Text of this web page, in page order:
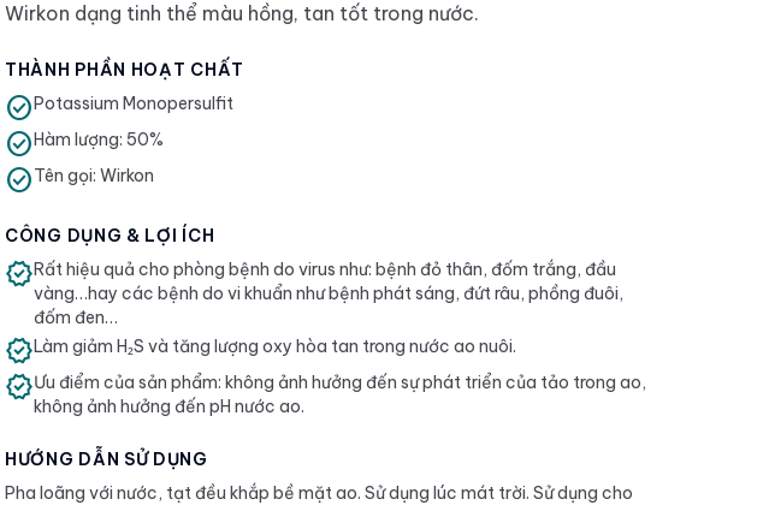
Wirkon dạng tinh thể màu hồng, tan tốt trong nước.
THÀNH PHẦN HOẠT CHẤT
check_circlePotassium Monopersulfit
check_circleHàm lượng: 50%
check_circleTên gọi: Wirkon
CÔNG DỤNG & LỢI ÍCH
verifiedRất hiệu quả cho phòng bệnh do virus như: bệnh đỏ thân, đốm trắng, đầu
vàng…hay các bệnh do vi khuẩn như bệnh phát sáng, đứt râu, phồng đuôi,
đốm đen…
verifiedLàm giảm H₂S và tăng lượng oxy hòa tan trong nước ao nuôi.
verifiedƯu điểm của sản phẩm: không ảnh hưởng đến sự phát triển của tảo trong ao,
không ảnh hưởng đến pH nước ao.
HƯỚNG DẪN SỬ DỤNG
Pha loãng với nước, tạt đều khắp bề mặt ao. Sử dụng lúc mát trời. Sử dụng cho